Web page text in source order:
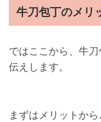
牛刀包丁のメリ
ではここから、牛
伝えします。
まずはメリットか